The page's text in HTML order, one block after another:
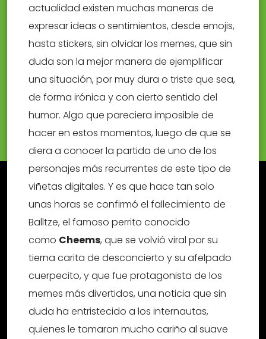
actualidad existen muchas maneras de
expresar ideas o sentimientos, desde emojis,
hasta stickers, sin olvidar los memes, que sin
duda son la mejor manera de ejemplificar
una situación, por muy dura o triste que sea,
de forma irónica y con cierto sentido del
humor. Algo que pareciera imposible de
hacer en estos momentos, luego de que se
diera a conocer la partida de uno de los
personajes más recurrentes de este tipo de
viñetas digitales. Y es que hace tan solo
unas horas se confirmó el fallecimiento de
Balltze, el famoso perrito conocido
como Cheems, que se volvió viral por su
tierna carita de desconcierto y su afelpado
cuerpecito, y que fue protagonista de los
memes más divertidos, una noticia que sin
duda ha entristecido a los internautas,
quienes le tomaron mucho cariño al suave